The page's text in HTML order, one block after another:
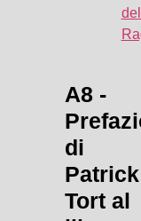
A8 -
di
Patrick
Tort al